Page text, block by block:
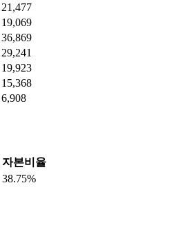
21,477
19,069
36,869
29,241
19,923
15,368
6,908
자본비율
38.75%